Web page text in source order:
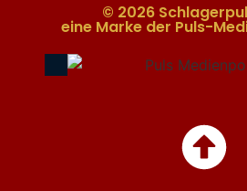
© 2026
eine Marke der Puls-